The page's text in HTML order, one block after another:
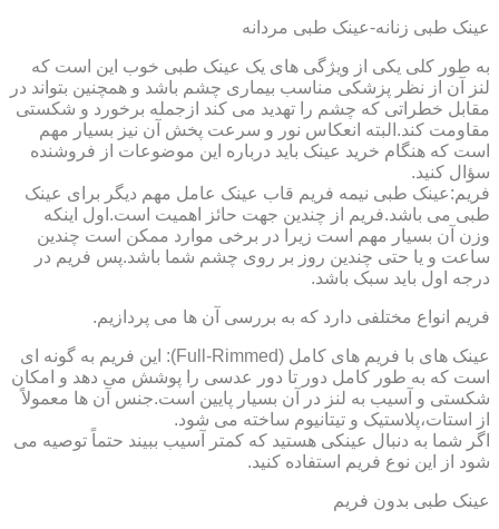
عینک طبی زنانه-عینک طبی مردانه
به طور کلی یکی از ویژگی های یک عینک طبی خوب این است که
لنز آن از نظر پزشکی مناسب بیماری چشم باشد و همچنین بتواند در
مقابل خطراتی که چشم را تهدید می کند ازجمله برخورد و شکستی
مقاومت کند.البته انعکاس نور و سرعت پخش آن نیز بسیار مهم
است که هنگام خرید عینک باید درباره این موضوعات از فروشنده
سؤال کنید.
فریم:عینک طبی نیمه فریم قاب عینک عامل مهم دیگر برای عینک
طبی می باشد.فریم از چندین جهت حائز اهمیت است.اول اینکه
وزن آن بسیار مهم است زیرا در برخی موارد ممکن است چندین
ساعت و یا حتی چندین روز بر روی چشم شما باشد.پس فریم در
درجه اول باید سبک باشد.
فریم انواع مختلفی دارد که به بررسی آن ها می پردازیم.
عینک های با فریم های کامل (Full-Rimmed): این فریم به گونه ای
است که به طور کامل دور تا دور عدسی را پوشش می دهد و امکان
شکستی و آسیب به لنز در آن بسیار پایین است.جنس آن ها معمولاً
از استات،پلاستیک و تیتانیوم ساخته می شود.
اگر شما به دنبال عینکی هستید که کمتر آسیب ببیند حتماً توصیه می
شود از این نوع فریم استفاده کنید.
عینک طبی بدون فریم